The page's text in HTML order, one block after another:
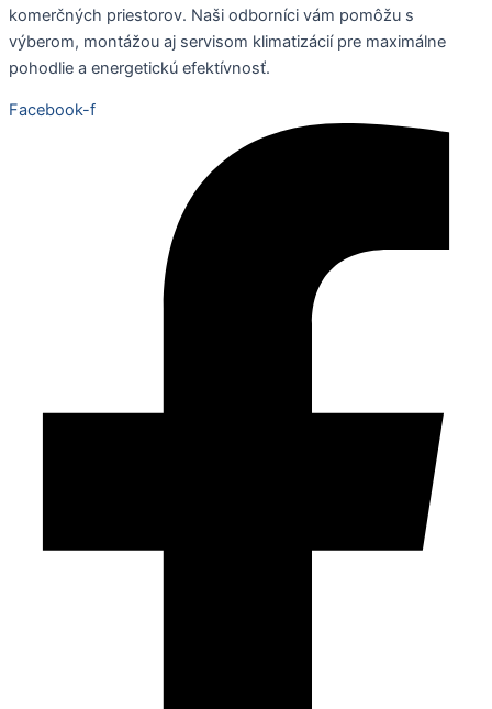
komerčných priestorov. Naši odborníci vám pomôžu s
výberom, montážou aj servisom klimatizácií pre maximálne
pohodlie a energetickú efektívnosť.
Facebook-f